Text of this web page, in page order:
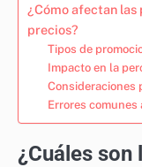
¿Cómo afectan
precios?
Tipos de
Impacto en la
Consideraciones
Errores comunes
¿Cuáles